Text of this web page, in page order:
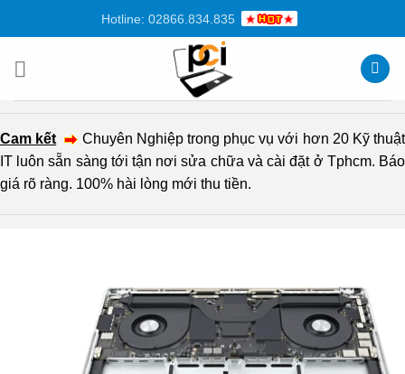
dung
Hotline: 02866.834.835
Cam kết
Chuyên Nghiệp trong phục vụ với hơn 20 Kỹ thuật
IT luôn sẵn sàng tới tận nơi sửa chữa và cài đặt ở Tphcm. Báo
giá rõ ràng. 100% hài lòng mới thu tiền.